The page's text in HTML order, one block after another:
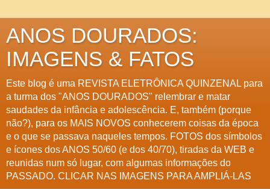
ANOS DOURADOS:
IMAGENS & FATOS
Este blog é uma REVISTA ELETRÔNICA QUINZENAL para
a turma dos "ANOS DOURADOS" relembrar e matar
saudades da infância e adolescência. E, também (porque
não?), para os MAIS NOVOS conhecerem coisas da época
e o que se passava naqueles tempos. FOTOS dos símbolos
e ícones dos ANOS 50/60 (e dos 40/70), tiradas da WEB e
reunidas num só lugar, com algumas informações do
PASSADO. CLICAR NAS IMAGENS PARA AMPLIÁ-LAS